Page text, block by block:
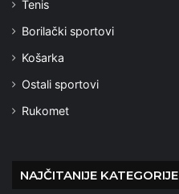
Tenis
Borilački sportovi
Košarka
Ostali sportovi
Rukomet
NAJČITANIJE KATEGORIJE